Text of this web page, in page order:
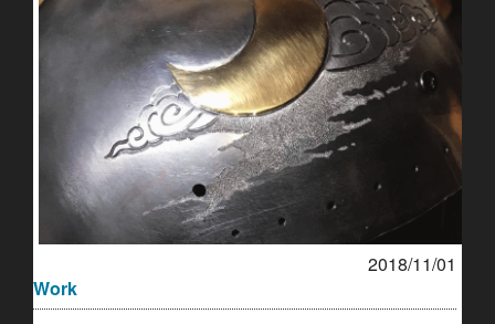
2018/11/01
Work